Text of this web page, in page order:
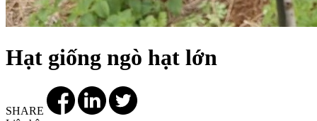
Hạt giống ngò hạt lớn
SHARE